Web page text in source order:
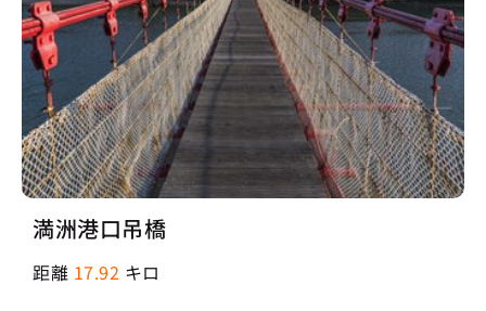
満洲港口吊橋
距離 17.92 キロ